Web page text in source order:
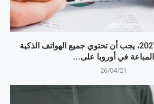
اعتبارًا من عام 2027، يجب أن تحتوي جميع الهواتف الذكية
المباعة في أوروبا على...
26/04/21